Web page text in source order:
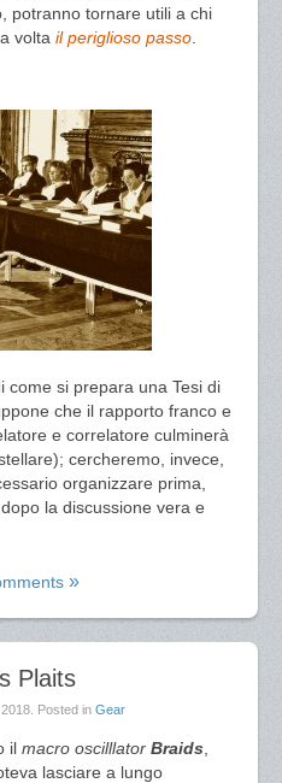
potranno tornare utili a chi
volta il periglioso passo
come si prepara una Tesi di
che il rapporto franco e
e correlatore culminerà
cercheremo, invece,
organizzare prima,
la discussione vera e
Plaits
. Posted in Gear
il macro oscilllator Braids
lasciare a lungo